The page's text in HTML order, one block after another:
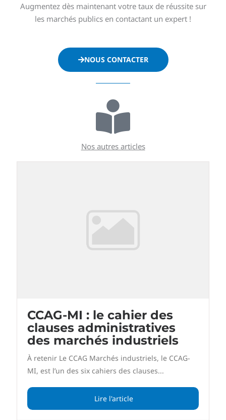
Augmentez dès maintenant votre taux de réussite sur
les marchés publics en contactant un expert !
NOUS CONTACTER
Nos autres articles
CCAG-MI : le cahier des
clauses administratives
des marchés industriels
À retenir Le CCAG Marchés industriels, le CCAG-
MI, est l’un des six cahiers des clauses...
Lire l'article